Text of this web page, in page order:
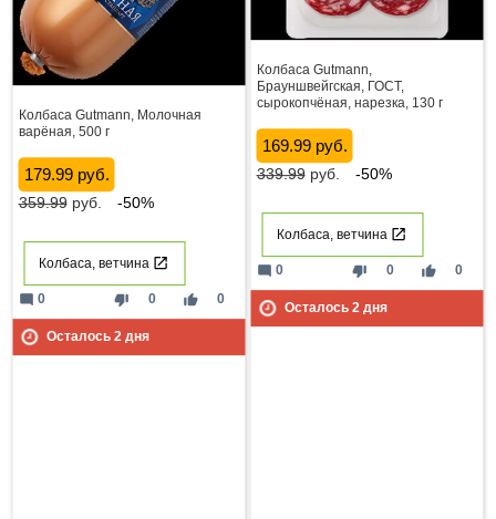
Колбаса Gutmann,
Брауншвейгская, ГОСТ,
сырокопчёная, нарезка, 130 г
169.99 руб.
339.99руб. -50%
Колбаса, ветчина
thumb_down 0 thumb_up 0
mode_comment 0
Осталось 2дня
Колбаса Gutmann, Молочная
варёная, 500 г
179.99 руб.
359.99руб. -50%
Колбаса, ветчина
thumb_down 0 thumb_up 0
mode_comment 0
Осталось 2дня